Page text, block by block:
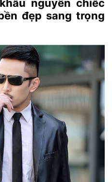
nguyên chiếc
đẹp sang trọng